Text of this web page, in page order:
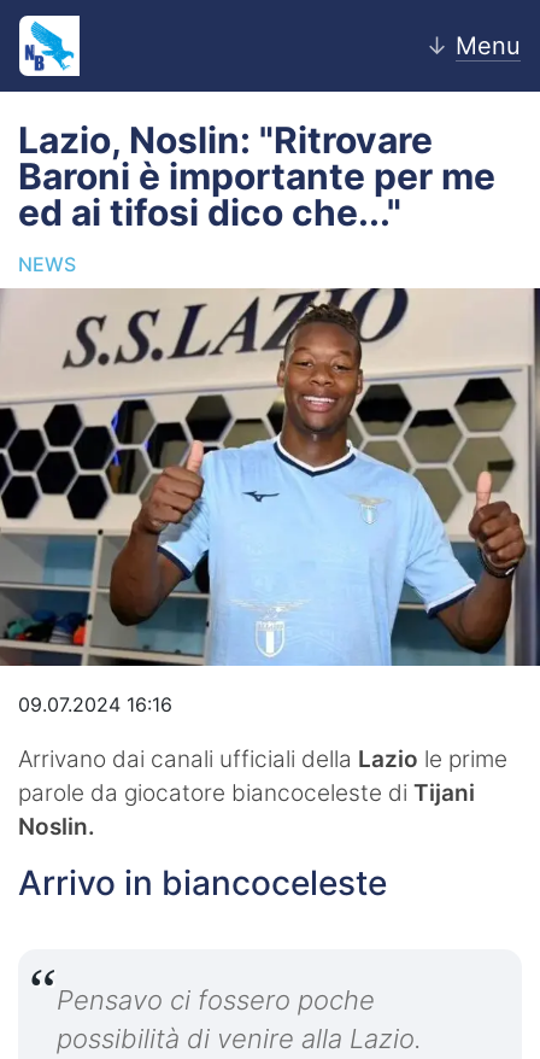
↓ Menu
Home
News
Editoriale
Pagelle
Settore Giovanile
Lazio Women
Calciomercato
Video
Lazio, Noslin: "Ritrovare
Baroni è importante per me
ed ai tifosi dico che..."
NEWS
09.07.2024 16:16
Arrivano dai canali ufficiali della Lazio le prime
parole da giocatore biancoceleste di Tijani
Noslin.
Arrivo in biancoceleste
Pensavo ci fossero poche
possibilità di venire alla Lazio.